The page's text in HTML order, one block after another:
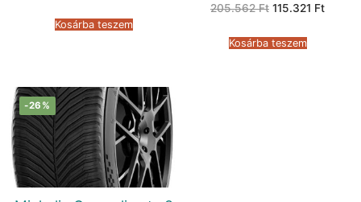
38.875 Ft.
Kosárba teszem
205.562Ft Original
205.562 Ft.
115.321 Ft
Kosárba teszem
-26%